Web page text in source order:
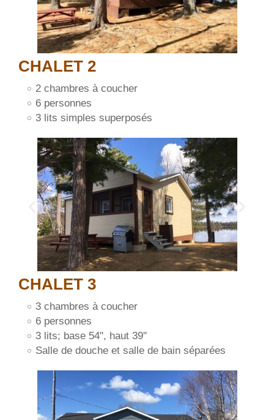
CHALET 2
2 chambres à coucher
6 personnes
3 lits simples superposés
CHALET 3
3 chambres à coucher
6 personnes
3 lits; base 54'', haut 39''
Salle de douche et salle de bain ​séparées